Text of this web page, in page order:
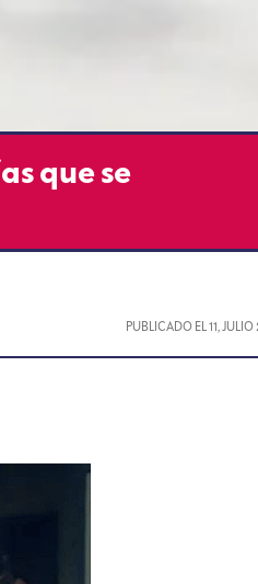
que se
PUBLICADO EL11, JULIO